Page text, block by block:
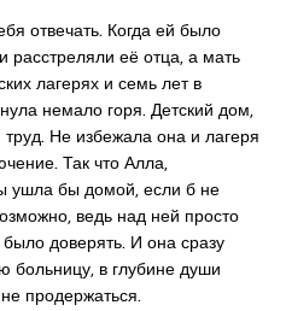
отвечать. Когда ей было
расстреляли её отца, а мать
лагерях и семь лет в
немало горя. Детский дом,
Не избежала она и лагеря
Так что Алла,
ушла бы домой, если б не
ведь над ней просто
доверять. И она сразу
больницу, в глубине души
продержаться.